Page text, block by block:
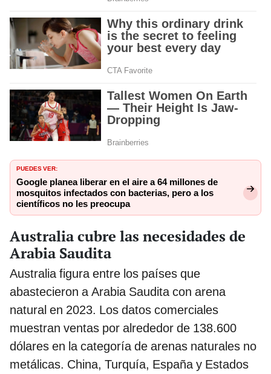
PUEDES VER:
Google planea liberar en el aire a 64 millones de
mosquitos infectados con bacterias, pero a los
científicos no les preocupa
Australia cubre las necesidades de
Arabia Saudita
Australia figura entre los países que
abastecieron a Arabia Saudita con arena
natural en 2023. Los datos comerciales
muestran ventas por alrededor de 138.600
dólares en la categoría de arenas naturales no
metálicas. China, Turquía, España y Estados